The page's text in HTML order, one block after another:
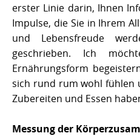
erster Linie darin, Ihnen
Impulse, die Sie in Ihrem
und Lebensfreude
geschrieben. Ich
Ernährungsform
sich rund rum wohl fühlen
Zubereiten und Essen
Messung der